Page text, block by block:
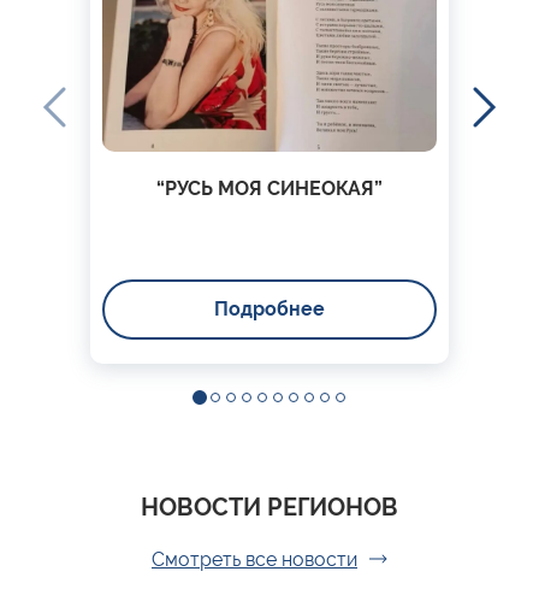
“РУСЬ МОЯ СИНЕОКАЯ”
Подробнее
НОВОСТИ РЕГИОНОВ
Смотреть все новости